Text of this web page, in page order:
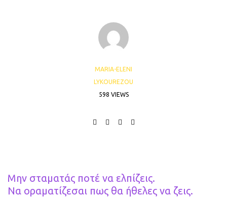
MARIA-ELENI
LYKOUREZOU
598 VIEWS
Μην σταματάς ποτέ να ελπίζεις.
Να οραματίζεσαι πως θα ήθελες να ζεις.